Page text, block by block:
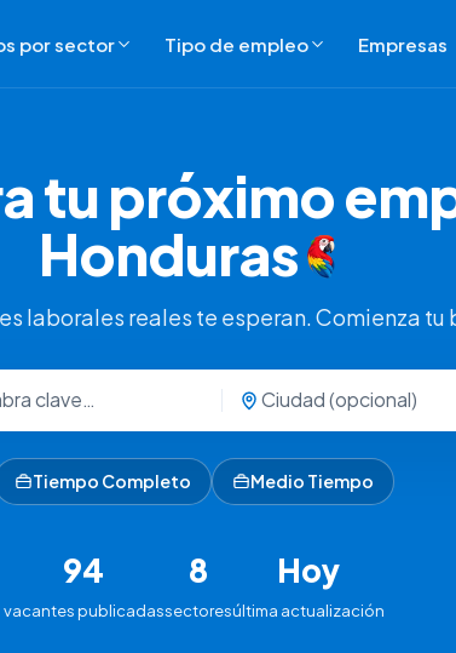
por sector Tipo de empleo Empresas
tu próximo
Honduras
laborales reales te esperan. Comienza tu
Tiempo Completo Medio Tiempo
94
vacantes publicadas
8
sectores
Hoy
última actualización